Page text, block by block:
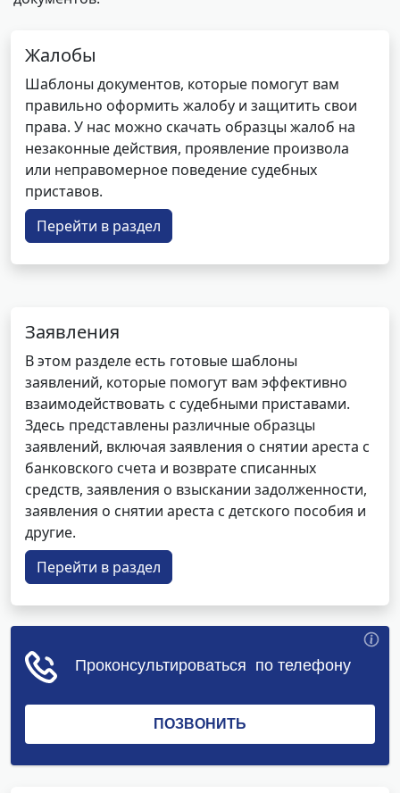
Жалобы
Шаблоны документов, которые помогут вам
правильно оформить жалобу и защитить свои
права. У нас можно скачать образцы жалоб на
незаконные действия, проявление произвола
или неправомерное поведение судебных
приставов.
Перейти в раздел
Заявления
В этом разделе есть готовые шаблоны
заявлений, которые помогут вам эффективно
взаимодействовать с судебными приставами.
Здесь представлены различные образцы
заявлений, включая заявления о снятии ареста с
банковского счета и возврате списанных
средств, заявления о взыскании задолженности,
заявления о снятии ареста с детского пособия и
другие.
Перейти в раздел